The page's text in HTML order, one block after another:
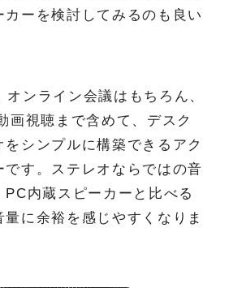
ーを検討してみるのも良い
オンライン会議はもちろん、
画視聴まで含めて、デスク
をシンプルに構築できるアク
です。ステレオならではの音
内蔵スピーカーと比べる
量に余裕を感じやすくなりま